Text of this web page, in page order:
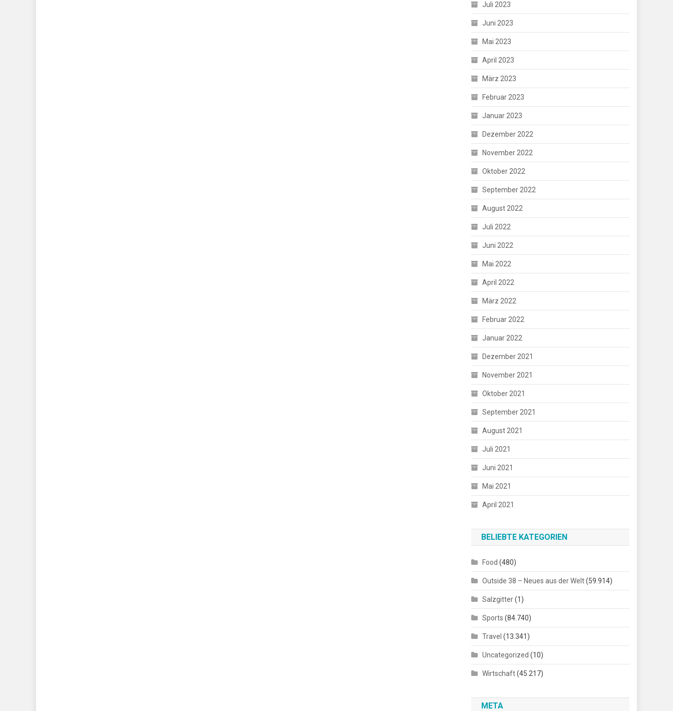
Juli 2023
Juni 2023
Mai 2023
April 2023
März 2023
Februar 2023
Januar 2023
Dezember 2022
November 2022
Oktober 2022
September 2022
August 2022
Juli 2022
Juni 2022
Mai 2022
April 2022
März 2022
Februar 2022
Januar 2022
Dezember 2021
November 2021
Oktober 2021
September 2021
August 2021
Juli 2021
Juni 2021
Mai 2021
April 2021
BELIEBTE KATEGORIEN
Food (480)
Outside 38 – Neues aus der Welt(59.914)
Salzgitter(1)
Sports (84.740)
Travel (13.341)
Uncategorized (10)
Wirtschaft(45.217)
META